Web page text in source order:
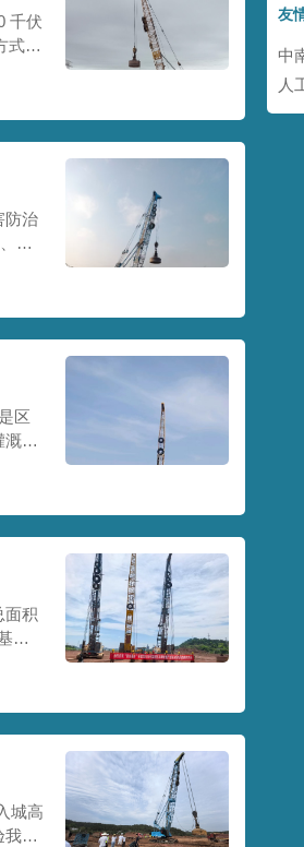
千伏
式改
设
防治
裂
质
区
蓄
施
面积
加
若
城高
司
友
中
人